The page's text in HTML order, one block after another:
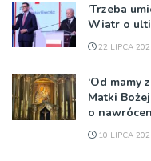
’Trzeba
Wiatr o
22 LIPCA
‘Od mamy
Matki
o
10 LIPCA